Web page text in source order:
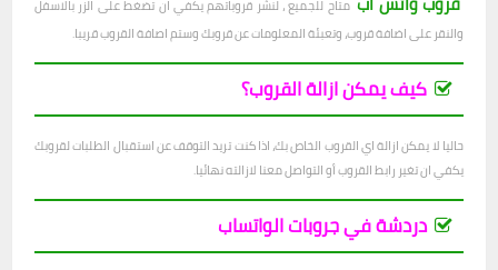
متاح للجميع ، لنشر قروباتهم يكفي ان تضغط على الزر بالاسفل
والنقر على اضافة قروب، وتعبئة المعلومات عن قروبك وستم اصافة القروب قريبا.
كيف يمكن ازالة القروب؟
حاليا لا يمكن ازالة اي القروب الخاص بك، اذا كنت تريد التوقف عن استقبال الطلبات لقروبك
يكفي ان تغير رابط القروب أو التواصل معنا لازالته نهائيا.
دردشة في جروبات الواتساب